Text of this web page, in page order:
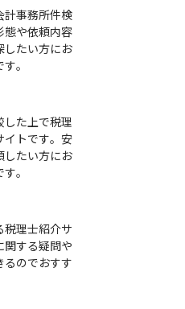
計事務所件検
態や依頼内容
したい方にお
。
した上で税理
イトです。安
したい方にお
。
税理士紹介サ
関する疑問や
るのでおすす